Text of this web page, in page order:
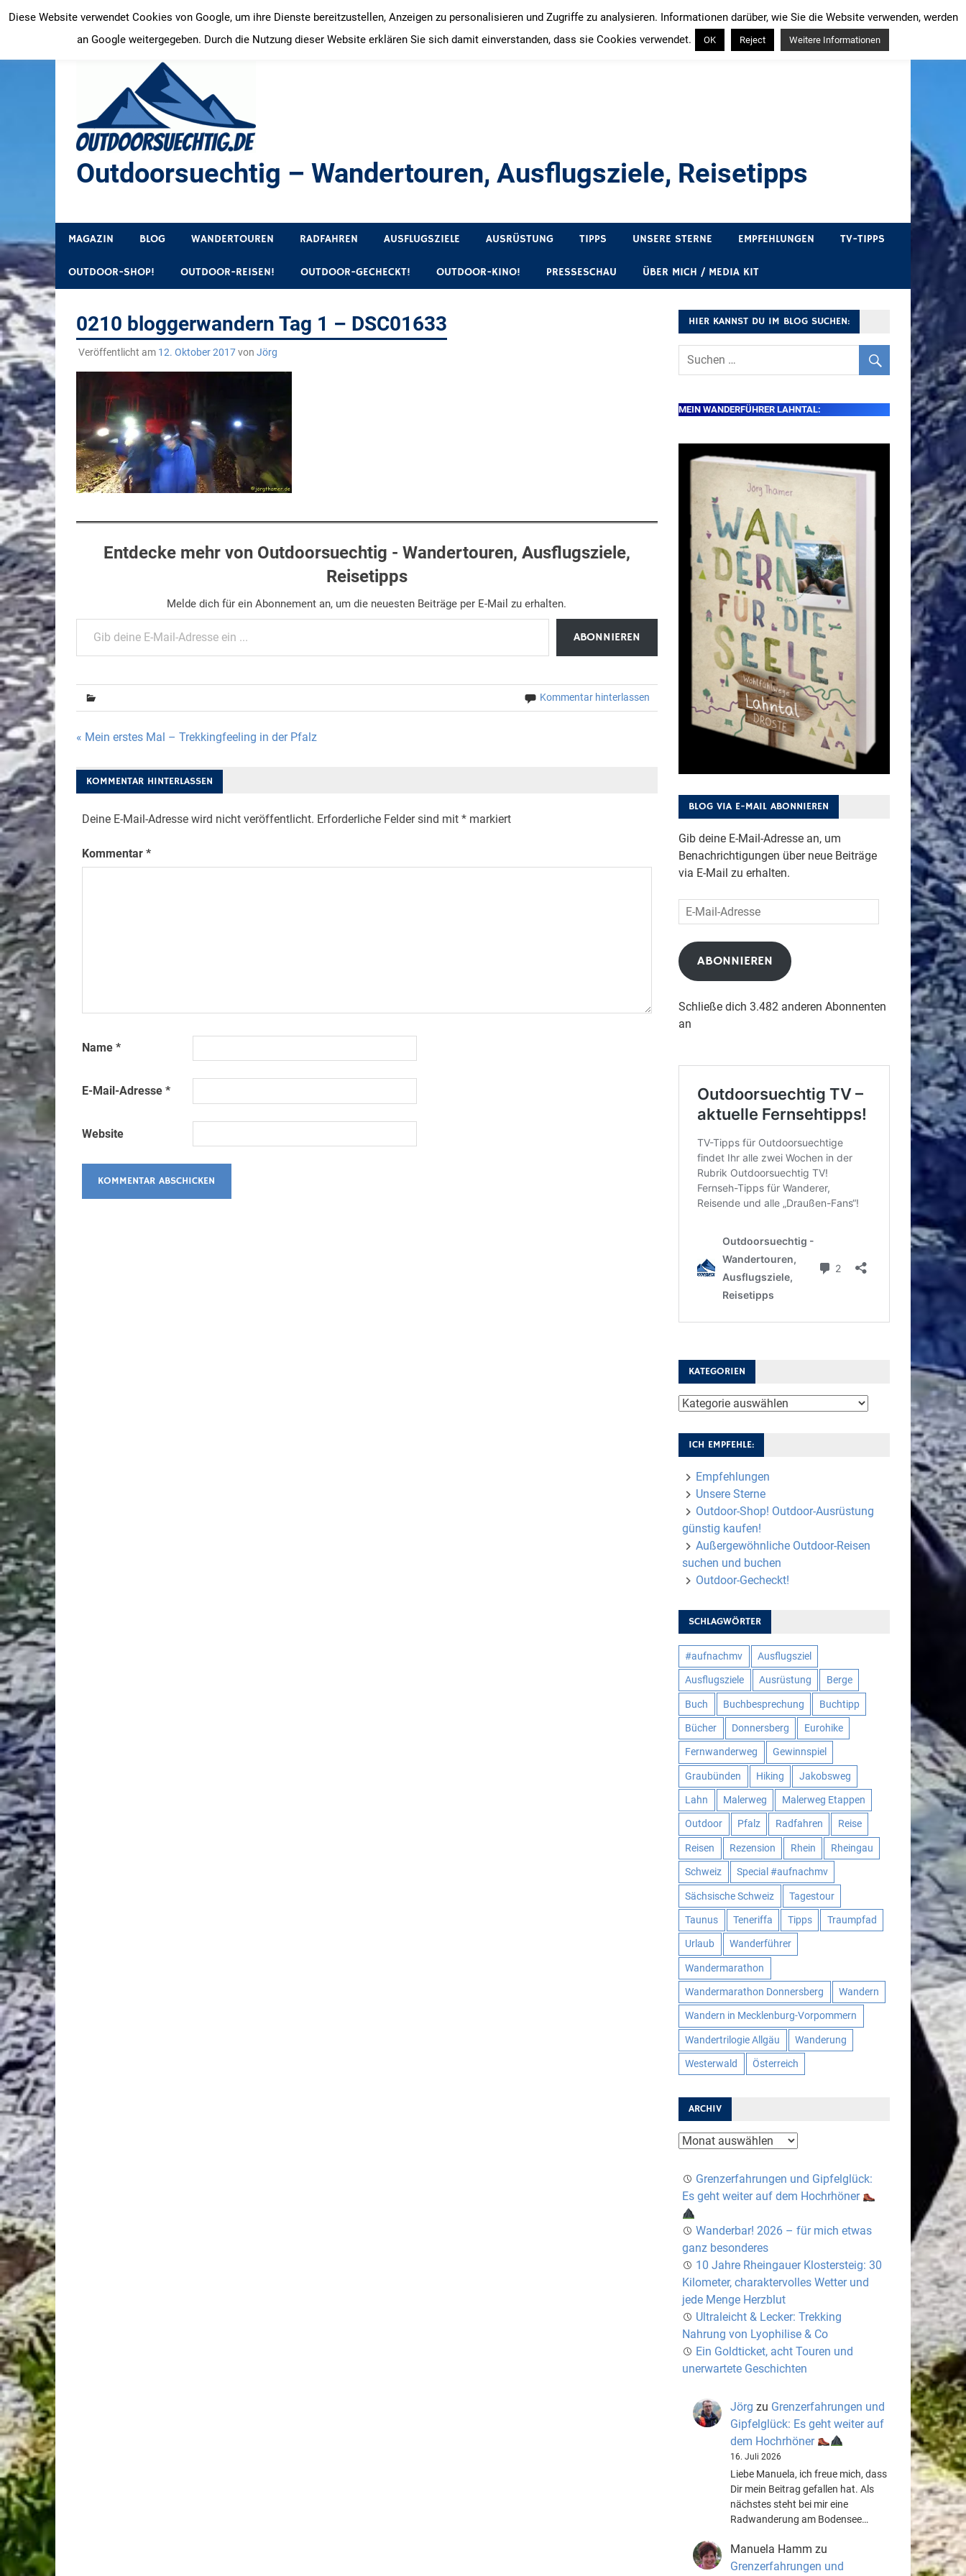
Inhalt
springen
Outdoorsuechtig – Wandertouren, Ausflugsziele, Reisetipps
MAGAZIN BLOG WANDERTOUREN RADFAHREN AUSFLUGSZIELE AUSRÜSTUNG TIPPS UNSERE STERNE EMPFEHLUNGEN TV-TIPPS
OUTDOOR-SHOP! OUTDOOR-REISEN! OUTDOOR-GECHECKT! OUTDOOR-KINO! PRESSESCHAU ÜBER MICH / MEDIA KIT
0210 bloggerwandern Tag 1 – DSC01633
Veröffentlicht am 12. Oktober 2017von Jörg
Entdecke mehr von Outdoorsuechtig - Wandertouren, Ausflugsziele,
Reisetipps
Melde dich für ein Abonnement an, um die neuesten Beiträge per E-Mail zu erhalten.
Gib deine E-Mail-Adresse ein ...
ABONNIEREN
Kommentar hinterlassen
Beitragsnavigation
« Mein erstes Mal – Trekkingfeeling in der Pfalz
KOMMENTAR HINTERLASSEN
Deine E-Mail-Adresse wird nicht veröffentlicht. Erforderliche Felder sind mit *markiert
Kommentar *
Name *
E-Mail-Adresse *
Website
HIER KANNST DU IM BLOG SUCHEN:
MEIN WANDERFÜHRER LAHNTAL:
BLOG VIA E-MAIL ABONNIEREN
Gib deine E-Mail-Adresse an, um
Benachrichtigungen über neue Beiträge
via E-Mail zu erhalten.
E-
Mail-
Adresse
ABONNIEREN
Schließe dich 3.482 anderen Abonnenten
an
KATEGORIEN
Kategorien
ICH EMPFEHLE:
Empfehlungen
Unsere Sterne
Outdoor-Shop! Outdoor-Ausrüstung
günstig kaufen!
Außergewöhnliche Outdoor-Reisen
suchen und buchen
Outdoor-Gecheckt!
SCHLAGWÖRTER
#aufnachmv Ausflugsziel
Ausflugsziele Ausrüstung Berge
Buch Buchbesprechung Buchtipp
Bücher Donnersberg Eurohike
Fernwanderweg Gewinnspiel
Graubünden Hiking Jakobsweg
Lahn Malerweg Malerweg Etappen
Outdoor Pfalz Radfahren Reise
Reisen Rezension Rhein Rheingau
Schweiz Special #aufnachmv
Sächsische Schweiz Tagestour
Taunus Teneriffa Tipps Traumpfad
Urlaub Wanderführer
Wandermarathon
Wandermarathon Donnersberg Wandern
Wandern in Mecklenburg-Vorpommern
Wandertrilogie Allgäu Wanderung
Westerwald Österreich
ARCHIV
Archiv
Grenzerfahrungen und Gipfelglück:
Es geht weiter auf dem Hochrhöner
Wanderbar! 2026 – für mich etwas
ganz besonderes
10 Jahre Rheingauer Klostersteig: 30
Kilometer, charaktervolles Wetter und
jede Menge Herzblut
Ultraleicht & Lecker: Trekking
Nahrung von Lyophilise & Co
Ein Goldticket, acht Touren und
unerwartete Geschichten
Jörg zu Grenzerfahrungen und
Gipfelglück: Es geht weiter auf
dem Hochrhöner
16. Juli 2026
Liebe Manuela, ich freue mich, dass
Dir mein Beitrag gefallen hat. Als
nächstes steht bei mir eine
Radwanderung am Bodensee…
Manuela Hamm zu
Grenzerfahrungen und
Diese Website verwendet Cookies von Google, um ihre Dienste bereitzustellen, Anzeigen zu personalisieren und Zugriffe zu analysieren. Informationen darüber, wie Sie die Website verwenden, werden
an Google weitergegeben. Durch die Nutzung dieser Website erklären Sie sich damit einverstanden, dass sie Cookies verwendet.
OK Reject Weitere Informationen